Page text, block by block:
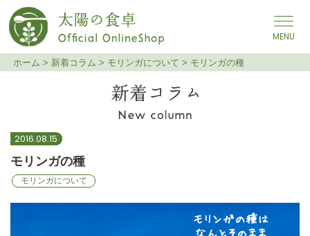
メインナビゲーション
モリンガの種
ホーム > 新着コラム > モリンガについて > モリンガの種
2016.08.15
モリンガの種
モリンガについて